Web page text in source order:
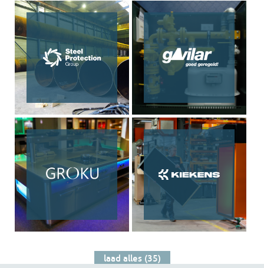
laad alles (35)